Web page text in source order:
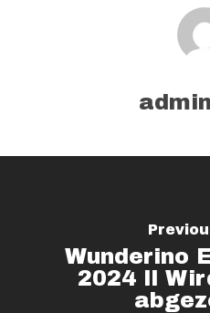
Wunderino
2024 ll